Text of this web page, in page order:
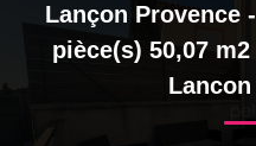
Lançon Provence
pièce(s) 50,07